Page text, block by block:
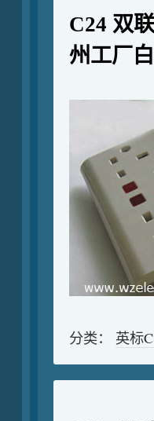
C24 双
州工厂
分类： 英标